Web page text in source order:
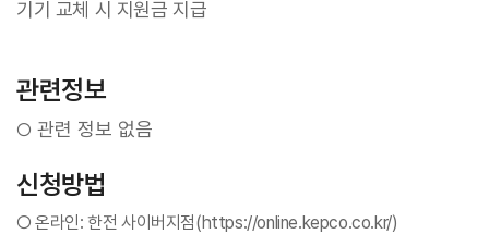
기기 교체 시 지원금 지급
관련정보
○ 관련 정보 없음
신청방법
○ 온라인: 한전 사이버지점(https://online.kepco.co.kr/)